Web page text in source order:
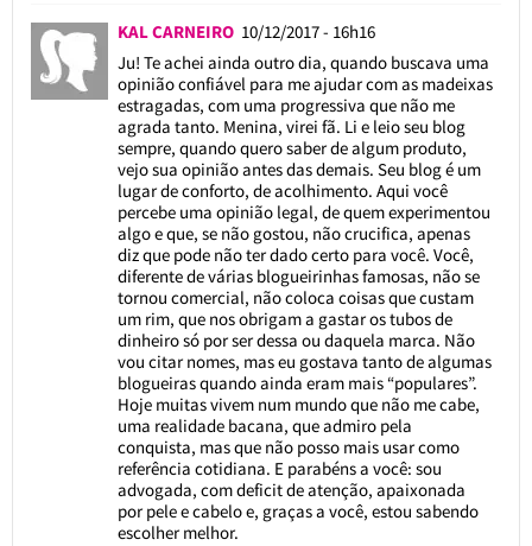
KAL CARNEIRO 10/12/2017 - 16h16
Ju! Te achei ainda outro dia, quando buscava uma
opinião confiável para me ajudar com as madeixas
estragadas, com uma progressiva que não me
agrada tanto. Menina, virei fã. Li e leio seu blog
sempre, quando quero saber de algum produto,
vejo sua opinião antes das demais. Seu blog é um
lugar de conforto, de acolhimento. Aqui você
percebe uma opinião legal, de quem experimentou
algo e que, se não gostou, não crucifica, apenas
diz que pode não ter dado certo para você. Você,
diferente de várias blogueirinhas famosas, não se
tornou comercial, não coloca coisas que custam
um rim, que nos obrigam a gastar os tubos de
dinheiro só por ser dessa ou daquela marca. Não
vou citar nomes, mas eu gostava tanto de algumas
blogueiras quando ainda eram mais “populares”.
Hoje muitas vivem num mundo que não me cabe,
uma realidade bacana, que admiro pela
conquista, mas que não posso mais usar como
referência cotidiana. E parabéns a você: sou
advogada, com deficit de atenção, apaixonada
por pele e cabelo e, graças a você, estou sabendo
escolher melhor.